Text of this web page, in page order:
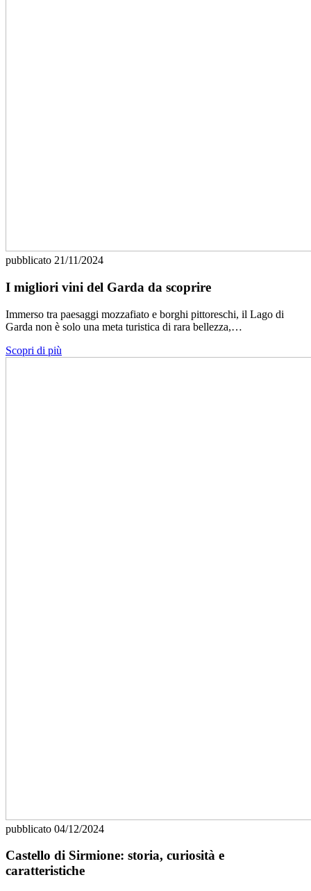
pubblicato 21/11/2024
I migliori vini del Garda da scoprire
Immerso tra paesaggi mozzafiato e borghi pittoreschi, il Lago di
Garda non è solo una meta turistica di rara bellezza,…
Scopri di più
pubblicato 04/12/2024
Castello di Sirmione: storia, curiosità e
caratteristiche